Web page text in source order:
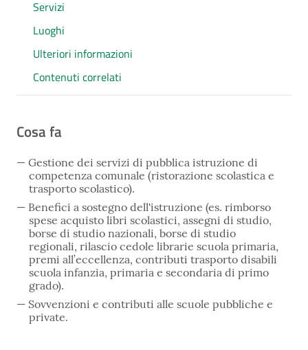
Servizi
Luoghi
Ulteriori informazioni
Contenuti correlati
Cosa fa
Gestione dei servizi di pubblica istruzione di
competenza comunale (ristorazione scolastica e
trasporto scolastico).
Benefici a sostegno dell'istruzione (es. rimborso
spese acquisto libri scolastici, assegni di studio,
borse di studio nazionali, borse di studio
regionali, rilascio cedole librarie scuola primaria,
premi all’eccellenza, contributi trasporto disabili
scuola infanzia, primaria e secondaria di primo
grado).
Sovvenzioni e contributi alle scuole pubbliche e
private.